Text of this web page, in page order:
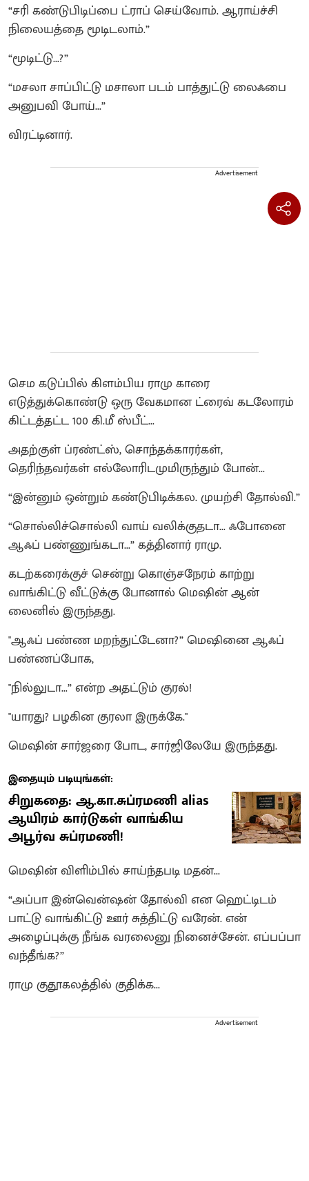
“சரி கண்டுபிடிப்பை ட்ராப் செய்வோம். ஆராய்ச்சி
நிலையத்தை மூடிடலாம்.”
“மூடிட்டு...?”
“மசலா சாப்பிட்டு மசாலா படம் பாத்துட்டு லைஃபை
அனுபவி போய்...”
விரட்டினார்.
Advertisement
செம கடுப்பில் கிளம்பிய ராமு காரை
எடுத்துக்கொண்டு ஒரு வேகமான ட்ரைவ் கடலோரம்
கிட்டத்தட்ட 100 கி.மீ ஸ்பீட்...
அதற்குள் ப்ரண்ட்ஸ், சொந்தக்காரர்கள்,
தெரிந்தவர்கள் எல்லோரிடமுமிருந்தும் போன்...
“இன்னும் ஒன்றும் கண்டுபிடிக்கல. முயற்சி தோல்வி.”
“சொல்லிச்சொல்லி வாய் வலிக்குதடா... ஃபோனை
ஆஃப் பண்ணுங்கடா...” கத்தினார் ராமு.
கடற்கரைக்குச் சென்று கொஞ்சநேரம் காற்று
வாங்கிட்டு வீட்டுக்கு போனால் மெஷின் ஆன்
லைனில் இருந்தது.
"ஆஃப் பண்ண மறந்துட்டேனா?” மெஷினை ஆஃப்
பண்ணப்போக,
"நில்லுடா...” என்ற அதட்டும் குரல்!
"யாரது? பழகின குரலா இருக்கே."
மெஷின் சார்ஜரை போட, சார்ஜிலேயே இருந்தது.
இதையும் படியுங்கள்:
சிறுகதை: ஆ.கா.சுப்ரமணி alias
ஆயிரம் கார்டுகள் வாங்கிய
அபூர்வ சுப்ரமணி!
மெஷின் விளிம்பில் சாய்ந்தபடி மதன்...
“அப்பா இன்வென்ஷன் தோல்வி என ஹெட்டிடம்
பாட்டு வாங்கிட்டு ஊர் சுத்திட்டு வரேன். என்
அழைப்புக்கு நீங்க வரலைனு நினைச்சேன். எப்பப்பா
வந்தீங்க?”
ராமு குதூகலத்தில் குதிக்க...
Advertisement